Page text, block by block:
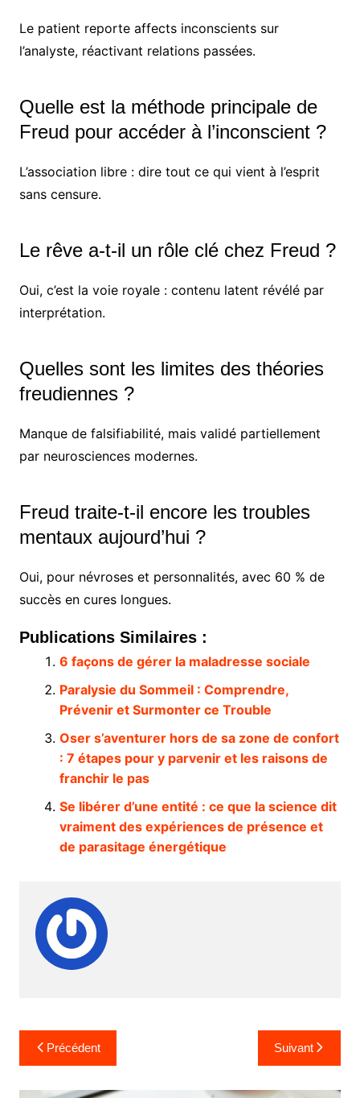
Le patient reporte affects inconscients sur
l’analyste, réactivant relations passées.
Quelle est la méthode principale de
Freud pour accéder à l’inconscient ?
L’association libre : dire tout ce qui vient à l’esprit
sans censure.
Le rêve a-t-il un rôle clé chez Freud ?
Oui, c’est la voie royale : contenu latent révélé par
interprétation.
Quelles sont les limites des théories
freudiennes ?
Manque de falsifiabilité, mais validé partiellement
par neurosciences modernes.
Freud traite-t-il encore les troubles
mentaux aujourd’hui ?
Oui, pour névroses et personnalités, avec 60 % de
succès en cures longues.
Publications Similaires :
6 façons de gérer la maladresse sociale
Paralysie du Sommeil : Comprendre,
Prévenir et Surmonter ce Trouble
Oser s’aventurer hors de sa zone de confort
: 7 étapes pour y parvenir et les raisons de
franchir le pas
Se libérer d’une entité : ce que la science dit
vraiment des expériences de présence et
de parasitage énergétique
Navigation
de
l’article
Précédent Suivant